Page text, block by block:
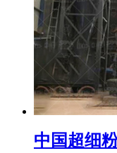
中国超细